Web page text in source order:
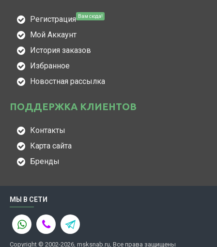
Регистрация Вам сюда!
Мой Аккаунт
История заказов
Избранное
Новостная рассылка
ПОДДЕРЖКА КЛИЕНТОВ
Контакты
Карта сайта
Бренды
МЫ В СЕТИ
Copyright © 2002-2026, msksnab.ru, Все права защищены